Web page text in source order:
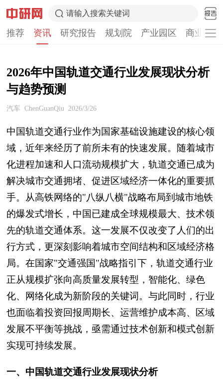
请输入搜索关键词
推荐 资讯 研究报告 规划院 产业园区 商业计
2026年中国轨道交通行业发展现状分析
与趋势预测
汽车 ChenGuanQiu 2026/3/26
中国轨道交通行业作为国家基础设施建设的核心领
域，近年来经历了前所未有的快速发展。随着城市
化进程加速和人口流动规模扩大，轨道交通已成为
解决城市交通拥堵、促进区域经济一体化的重要抓
手。从高铁网络的"八纵八横"战略布局到城市地铁
的爆发式增长，中国已建成全球规模最大、技术领
先的轨道交通体系。这一发展不仅改变了人们的出
行方式，更深刻影响着城市空间结构和区域经济格
局。在国家"交通强国"战略指引下，轨道交通行业
正从规模扩张向高质量发展转型，智能化、绿色
化、网络化成为新阶段的关键词。与此同时，行业
也面临着投资回报周期长、运营维护成本高、区域
发展不平衡等挑战，亟需通过技术创新和模式创新
实现可持续发展。
一、中国轨道交通行业发展现状分析